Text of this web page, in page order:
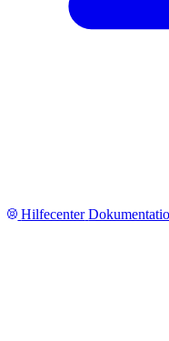
Hilfecenter